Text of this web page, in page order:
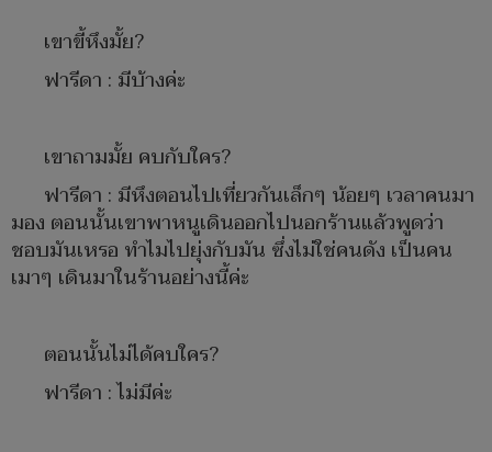
เขาขี้หึงมั้ย?
ฟารีดา : มีบ้างค่ะ
เขาถามมั้ย คบกับใคร?
ฟารีดา : มีหึงตอนไปเที่ยวกันเล็กๆ น้อยๆ เวลาคนมา
มอง ตอนนั้นเขาพาหนูเดินออกไปนอกร้านแล้วพูดว่า
ชอบมันเหรอ ทำไมไปยุ่งกับมัน ซึ่งไม่ใช่คนดัง เป็นคน
เมาๆ เดินมาในร้านอย่างนี้ค่ะ
ตอนนั้นไม่ได้คบใคร?
ฟารีดา : ไม่มีค่ะ